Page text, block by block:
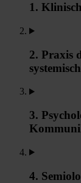
1.
2. Praxis
3.
4.